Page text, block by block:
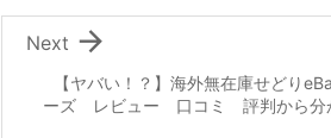
【ヤバい！？】海外無在庫せどり
ーズ レビュー 口コミ 評判から分

Next